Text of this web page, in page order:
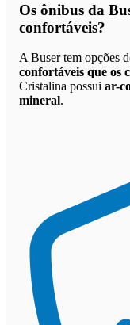
Os ônibus da
confortáveis?
A Buser tem opções
confortáveis que os
Cristalina possui ar-
mineral.